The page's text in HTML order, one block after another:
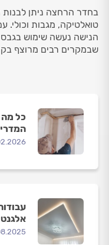
בחדר הרחצה ניתן לבנות
טואלטיקה, מגבות וכולי.
הנישה נעשה שימוש בגבס
שבמקרים רבים מרוצף
כל